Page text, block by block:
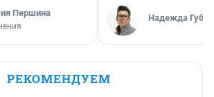
Першина Надежда
РЕКОМЕНДУЕМ